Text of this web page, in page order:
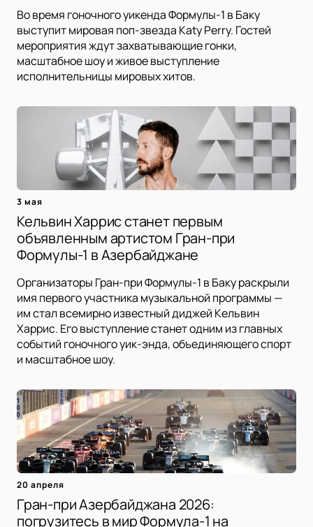
Во время гоночного уикенда Формулы-1 в Баку
выступит мировая поп-звезда Katy Perry. Гостей
мероприятия ждут захватывающие гонки,
масштабное шоу и живое выступление
исполнительницы мировых хитов.
3 мая
Кельвин Харрис станет первым
объявленным артистом Гран-при
Формулы-1 в Азербайджане
Организаторы Гран-при Формулы-1 в Баку раскрыли
имя первого участника музыкальной программы —
им стал всемирно известный диджей Кельвин
Харрис. Его выступление станет одним из главных
событий гоночного уик-энда, объединяющего спорт
и масштабное шоу.
20 апреля
Гран-при Азербайджана 2026:
погрузитесь в мир Формула-1 на